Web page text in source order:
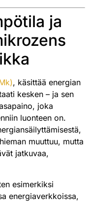
ja
, käsittää energian
kesken – ja sen
joka
luonteen on.
muuttuu, mutta
jatkuvaa,
esimerkiksi
energiaverkkoissa,